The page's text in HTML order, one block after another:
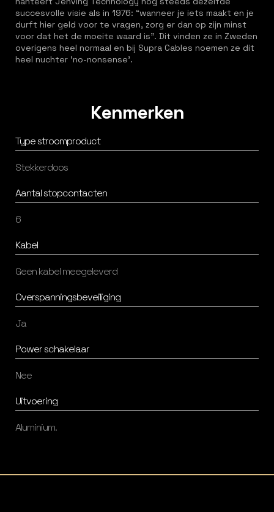
succesvolle visie als in 1976: “wanneer je iets maakt en je
durft hier geld voor te vragen, zorg er dan op zijn minst
voor dat het de moeite waard is”. Dit vinden ze in Zweden
overigens heel normaal en bij Supra Cables noemen ze dit
heel nuchter ‘no-nonsense’.
Kenmerken
Type stroomproduct
Stekkerdoos
Aantal stopcontacten
6
Kabel
Geen kabel meegeleverd
Overspanningsbeveiliging
Ja
Power schakelaar
Nee
Uitvoering
Aluminium.